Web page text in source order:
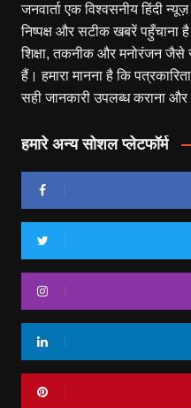
जनवार्ता एक विश्वसनीय हिंदी
निष्पक्ष और सटीक खबरें पहुँचाना
शिक्षा, तकनीक और मनोरंजन जैसे
हैं। हमारा मानना है कि
सही जानकारी उपलब्ध कराना
हमारे अन्य सोशल प्लेटफॉर्म